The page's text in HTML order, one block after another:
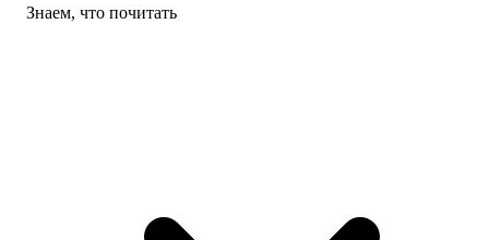
Знаем, что почитать